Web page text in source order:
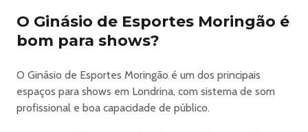
encontro com um novo olhar sobre as fases da vida e,
claro, com muitas risadas no caminho.
https://www.diskingressos.com.br/evento/2303/31-07-
2026/pr/londrina/claudio-duarte-fases-da-vida
O Ginásio de Esportes Moringão é
bom para shows?
O Ginásio de Esportes Moringão é um dos principais
espaços para shows em Londrina, com sistema de som
profissional e boa capacidade de público.